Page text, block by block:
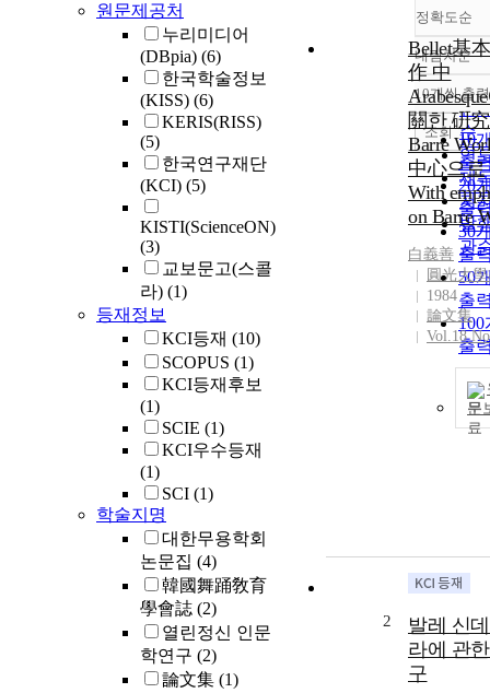
원문제공처
누리미디어
(DBpia) (6)
한국학술정보
(KISS) (6)
KERIS(RISS)
(5)
한국연구재단
(KCI) (5)
KISTI(ScienceON)
(3)
교보문고(스콜
라) (1)
등재정보
KCI등재 (10)
SCOPUS (1)
KCI등재후보
(1)
SCIE (1)
KCI우수등재
(1)
SCI (1)
학술지명
대한무용학회
논문집 (4)
韓國舞踊敎育
學會誌 (2)
열린정신 인문
학연구 (2)
論文集 (1)
정확도순
정
순
인
순
연
제
저
발
관
내림차순
내
10개씩 출력
10
출
20
출
30
출
50
출
100
출
조회
Bellet基
作 中
關한 硏
Barre
中心으로
With
on Barre
白義善
圓光大
1984
論文集
Vol.18
문
2
발레 신
라에 관
구